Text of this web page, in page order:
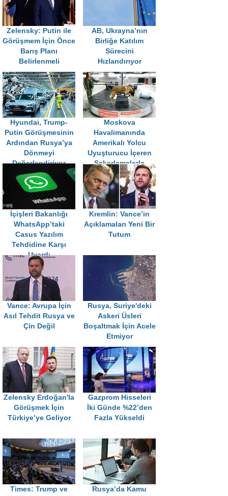
Zelensky: Putin ile
Görüşmem İçin Önce
Barış Planı
Belirlenmeli
AB, Ukrayna’nın
Birliğe Katılım
Sürecini
Hızlandırıyor
Hyundai, Trump-
Putin Görüşmesinin
Ardından Rusya’ya
Dönmeyi
Değerlendiriyor
Moskova
Havalimanında
Amerikalı Yolcu
Uyuşturucu İçeren
Şekerlemelerle
Yakalandı
İçişleri Bakanlığı
WhatsApp’taki
Casus Yazılım
Tehdidine Karşı
Uyardı
Kremlin: Vance’in
Açıklamaları Yeni Bir
Tutum
Vance: Avrupa İçin
Asıl Tehdit Rusya ve
Çin Değil
Rusya, Suriye'deki
Askeri Üsleri
Boşaltmak İçin Acele
Etmiyor
Zelensky Erdoğan'la
Görüşmek İçin
Türkiye’ye Geliyor
Gazprom Hisseleri
İki Günde %22’den
Fazla Yükseldi
Times: Trump ve
Rusya’da Kamu